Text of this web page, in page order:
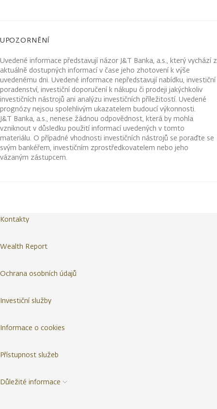
UPOZORNĚNÍ
Uvedené informace představují názor J&T Banka, a.s., který vychází z
aktuálně dostupných informací v čase jeho zhotovení k výše
uvedenému dni. Uvedené informace nepředstavují nabídku, investiční
poradenství, investiční doporučení k nákupu či prodeji jakýchkoliv
investičních nástrojů ani analýzu investičních příležitostí. Uvedené
prognózy nejsou spolehlivým ukazatelem budoucí výkonnosti.
J&T Banka, a.s., nenese žádnou odpovědnost, která by mohla
vzniknout v důsledku použití informací uvedených v tomto
materiálu. O případné vhodnosti investičních nástrojů se poraďte se
svým bankéřem, investičním zprostředkovatelem nebo jeho
vázaným zástupcem.
Kontakty
Wealth Report
Ochrana osobních údajů
Investiční služby
Informace o cookies
Přístupnost služeb
Důležité informace